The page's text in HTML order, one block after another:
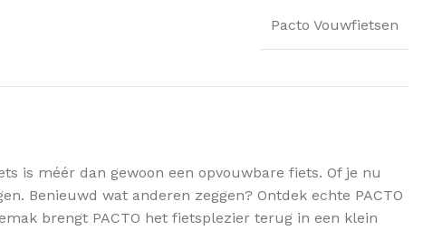
Pacto Vouwfietsen
is méér dan gewoon een opvouwbare fiets. Of je nu
Benieuwd wat anderen zeggen? Ontdek echte PACTO
brengt PACTO het fietsplezier terug in een klein